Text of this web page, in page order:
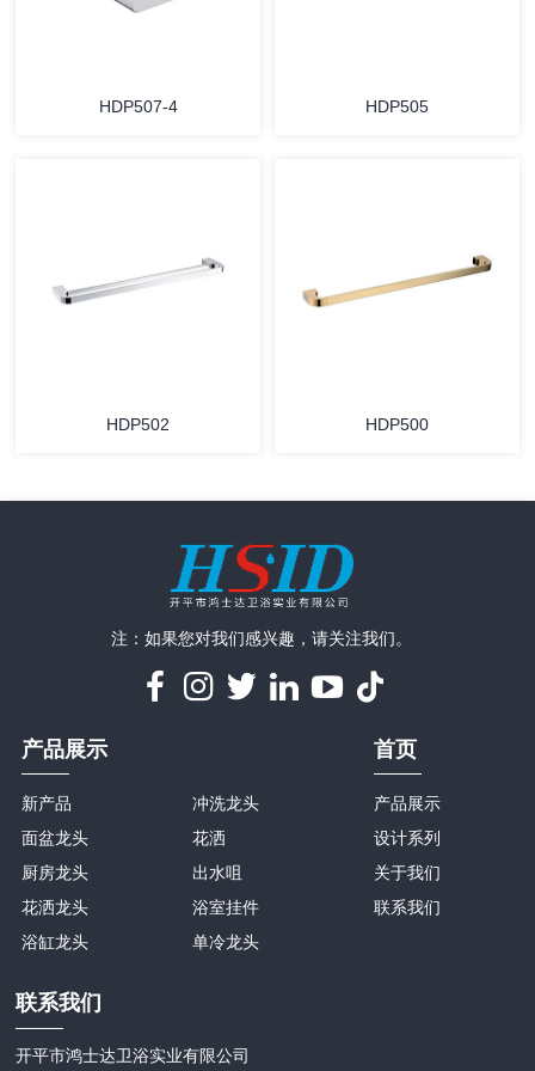
HDP507-4 HDP505
HDP502 HDP500
注：如果您对我们感兴趣，请关注我们。
产品展示
新产品
面盆龙头
厨房龙头
花洒龙头
浴缸龙头
冲洗龙头
花洒
出水咀
浴室挂件
单冷龙头
首页
产品展示
设计系列
关于我们
联系我们
联系我们
开平市鸿士达卫浴实业有限公司